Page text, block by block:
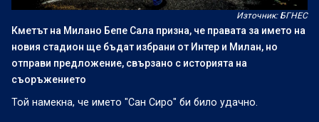
Източник: БГНЕС
Кметът на Милано Бепе Сала призна, че правата за името на
новия стадион ще бъдат избрани от Интер и Милан, но
отправи предложение, свързано с историята на
съоръжението
Той намекна, че името "Сан Сиро" би било удачно.